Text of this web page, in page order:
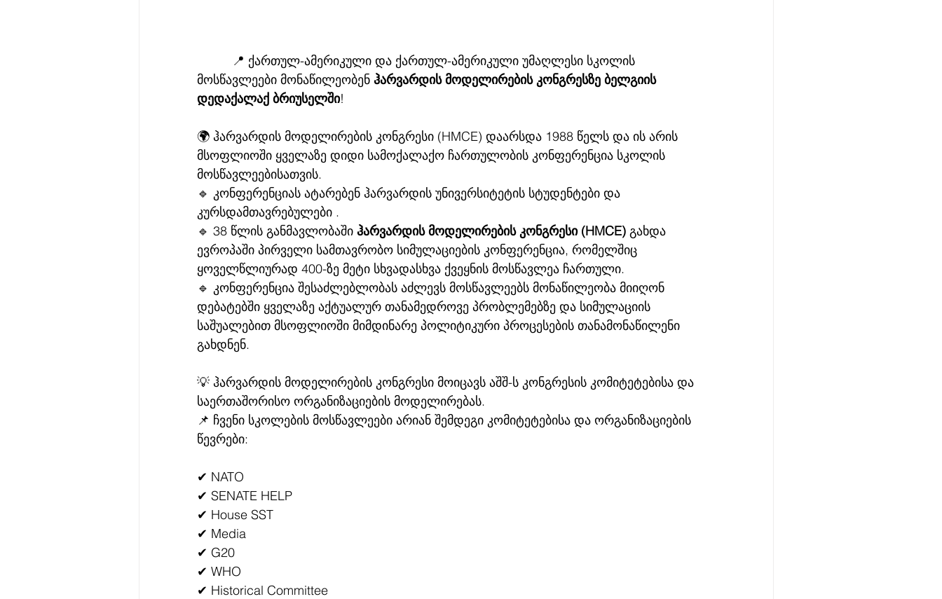
მოსწავლეები მონაწილეობენ ჰარვარდის მოდელირების კონგრესზე ბელგიის
დედაქალაქ ბრიუსელში!
🌍 ჰარვარდის მოდელირების კონგრესი (HMCE) დაარსდა 1988 წელს და ის არის
მსოფლიოში ყველაზე დიდი სამოქალაქო ჩართულობის კონფერენცია სკოლის
მოსწავლეებისათვის.
🔹 კონფერენციას ატარებენ ჰარვარდის უნივერსიტეტის სტუდენტები და
კურსდამთავრებულები .
🔹 38 წლის განმავლობაში ჰარვარდის მოდელირების კონგრესი (HMCE) გახდა
ევროპაში პირველი სამთავრობო სიმულაციების კონფერენცია, რომელშიც
ყოველწლიურად 400-ზე მეტი სხვადასხვა ქვეყნის მოსწავლეა ჩართული.
🔹 კონფერენცია შესაძლებლობას აძლევს მოსწავლეებს მონაწილეობა მიიღონ
დებატებში ყველაზე აქტუალურ თანამედროვე პრობლემებზე და სიმულაციის
საშუალებით მსოფლიოში მიმდინარე პოლიტიკური პროცესების თანამონაწილენი
გახდნენ.
💡 ჰარვარდის მოდელირების კონგრესი მოიცავს აშშ-ს კონგრესის კომიტეტებისა და
საერთაშორისო ორგანიზაციების მოდელირებას.
📌 ჩვენი სკოლების მოსწავლეები არიან შემდეგი კომიტეტებისა და ორგანიზაციების
წევრები:
✔ NATO
✔ SENATE HELP
✔ House SST
✔ Media
✔ G20
✔ WHO
✔ Historical Committee